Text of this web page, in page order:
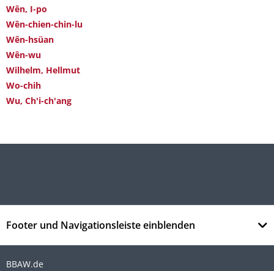
Wên, I-po
Wên-chien-chin-lu
Wên-hsüan
Wên-wu
Wilhelm, Hellmut
Wo-chih
Wu, Ch'i-ch'ang
Footer und Navigationsleiste einblenden
BBAW.de